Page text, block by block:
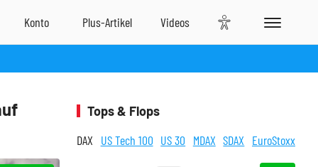
Tops & Flops
DAX US Tech 100 US 30 MDAX SDAX EuroStoxx